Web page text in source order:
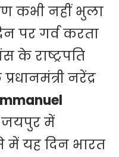
कभी नहीं भुला
पर गर्व करता
के राष्ट्रपति
नरेंद्र
में
में यह दिन भारत